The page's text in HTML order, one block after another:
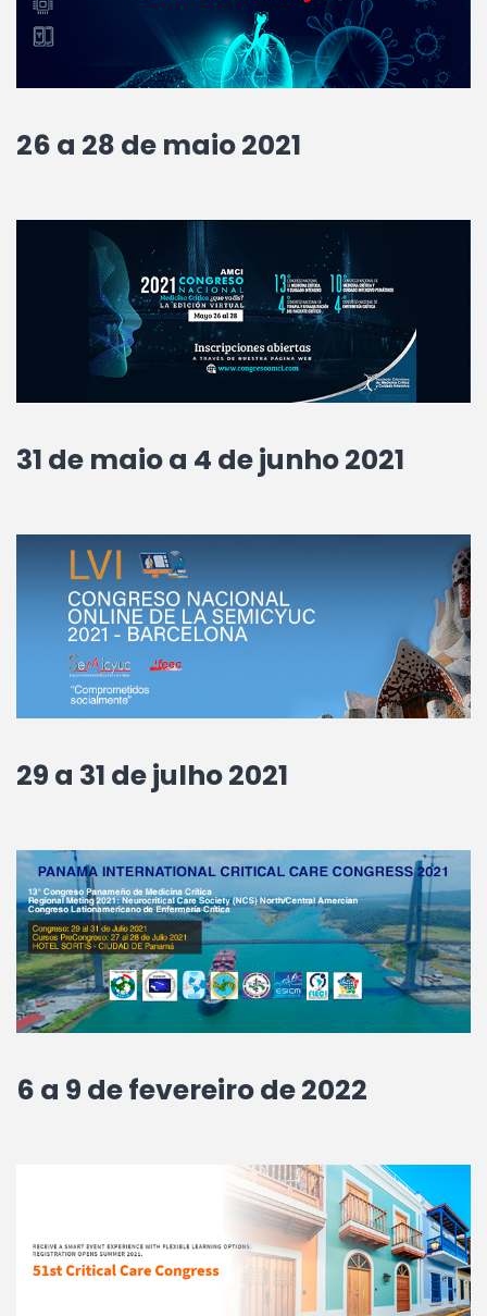
26 a 28 de maio 2021
31 de maio a 4 de junho 2021
29 a 31 de julho 2021
6 a 9 de fevereiro de 2022